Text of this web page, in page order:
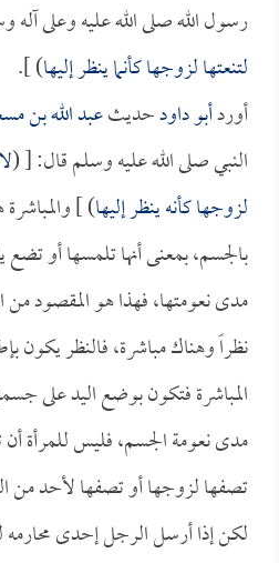
رسول الله صلى الله عليه وعلى
لتنعتها لزوجها كأنما ينظر إليها) ].
أوردأبو داودحديثعبد الله بن
النبي صلى الله عليه وسلم قال: [ (
لزوجها كأنه ينظر إليها) ]
بالجسم، بمعنى أنها تلمسها أو
مدى نعومتها، فهذا هو المقصود من
نظراً وهناك مباشرة، فالنظر يكون
المباشرة فتكون بوضع اليد على
مدى نعومة الجسم، فليس للمرأة
تصفها لزوجها أو تصفها لأحد من
لكن إذا أرسل الرجل إحدى محارمه